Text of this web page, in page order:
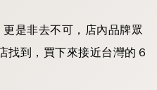
是非去不可，店內品牌眾
找到，買下來接近台灣的６